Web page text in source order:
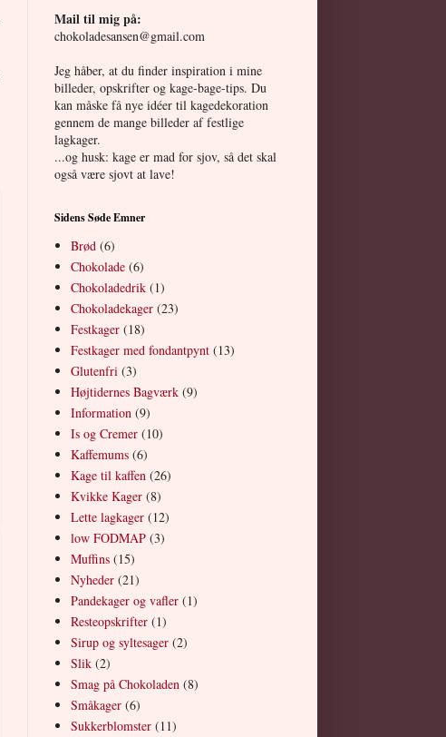
Mail til mig på:
chokoladesansen@gmail.com
Jeg håber, at du finder inspiration i mine
billeder, opskrifter og kage-bage-tips. Du
kan måske få nye idéer til kagedekoration
gennem de mange billeder af festlige
lagkager.
...og husk: kage er mad for sjov, så det skal
også være sjovt at lave!
Sidens Søde Emner
Brød (6)
Chokolade (6)
Chokoladedrik (1)
Chokoladekager (23)
Festkager (18)
Festkager med fondantpynt (13)
Glutenfri (3)
Højtidernes Bagværk (9)
Information (9)
Is og Cremer (10)
Kaffemums (6)
Kage til kaffen (26)
Kvikke Kager (8)
Lette lagkager (12)
low FODMAP (3)
Muffins (15)
Nyheder (21)
Pandekager og vafler (1)
Resteopskrifter (1)
Sirup og syltesager (2)
Slik (2)
Smag på Chokoladen (8)
Småkager (6)
Sukkerblomster (11)